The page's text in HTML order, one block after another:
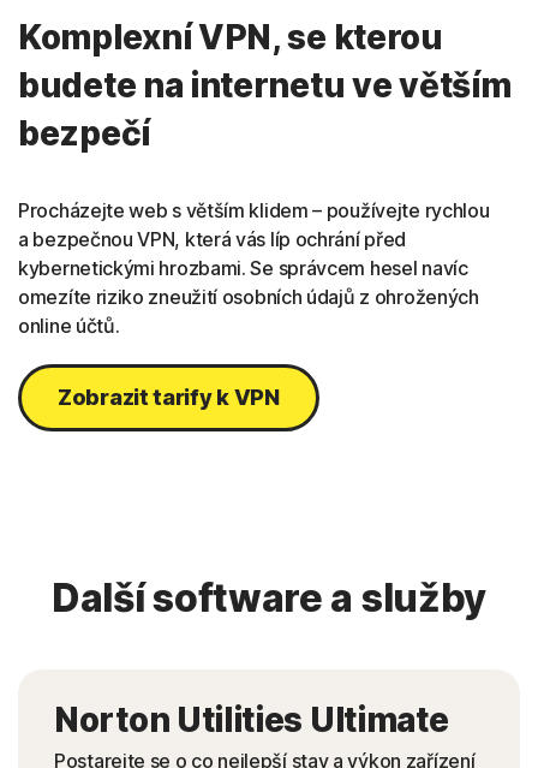
Komplexní VPN, se kterou
budete na internetu ve větším
bezpečí
Procházejte web s větším klidem – používejte rychlou
a bezpečnou VPN, která vás líp ochrání před
kybernetickými hrozbami. Se správcem hesel navíc
omezíte riziko zneužití osobních údajů z ohrožených
online účtů.
Zobrazit tarify k VPN
Další software a služby
Norton Utilities Ultimate
Postarejte se o co nejlepší stav a výkon zařízení